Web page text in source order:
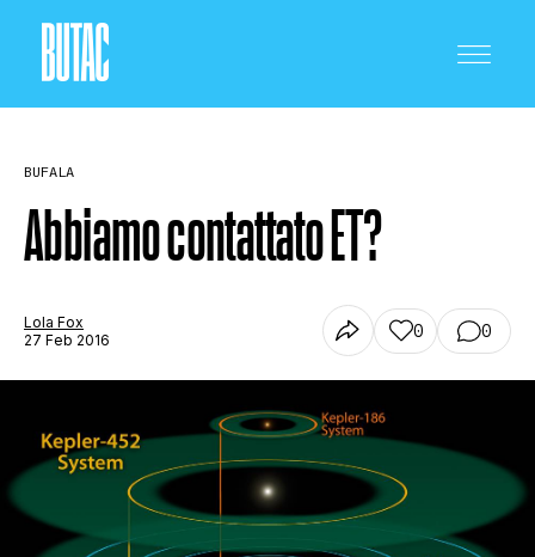
SALUTE E MEDICINA
BUFALA
Abbiamo contattato ET?
Lola Fox
27 Feb 2016
0 0